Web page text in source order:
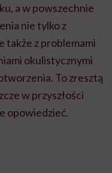
a w powszechnie
nie tylko z
także z problemami
okulistycznymi
To zresztą
w przyszłości
opowiedzieć.